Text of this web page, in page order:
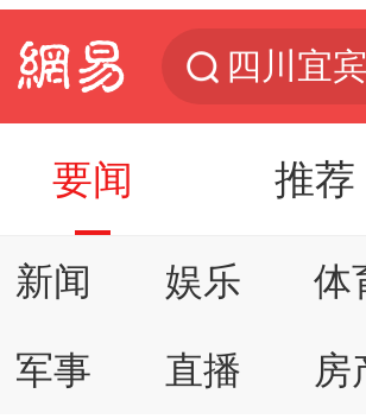
要闻 推荐
新闻 娱乐 体
军事
直播 房